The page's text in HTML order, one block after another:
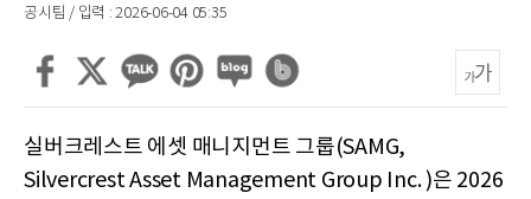
공시팀 / 입력 : 2026-06-04 05:35
실버크레스트 에셋 매니지먼트 그룹(SAMG,
Silvercrest Asset Management Group Inc. )은 2026